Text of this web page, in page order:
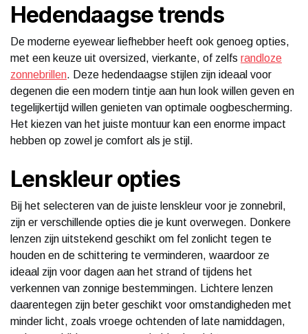
Hedendaagse trends
De moderne eyewear liefhebber heeft ook genoeg opties,
met een keuze uit oversized, vierkante, of zelfs randloze
zonnebrillen. Deze hedendaagse stijlen zijn ideaal voor
degenen die een modern tintje aan hun look willen geven en
tegelijkertijd willen genieten van optimale oogbescherming.
Het kiezen van het juiste montuur kan een enorme impact
hebben op zowel je comfort als je stijl.
Lenskleur opties
Bij het selecteren van de juiste lenskleur voor je zonnebril,
zijn er verschillende opties die je kunt overwegen. Donkere
lenzen zijn uitstekend geschikt om fel zonlicht tegen te
houden en de schittering te verminderen, waardoor ze
ideaal zijn voor dagen aan het strand of tijdens het
verkennen van zonnige bestemmingen. Lichtere lenzen
daarentegen zijn beter geschikt voor omstandigheden met
minder licht, zoals vroege ochtenden of late namiddagen,